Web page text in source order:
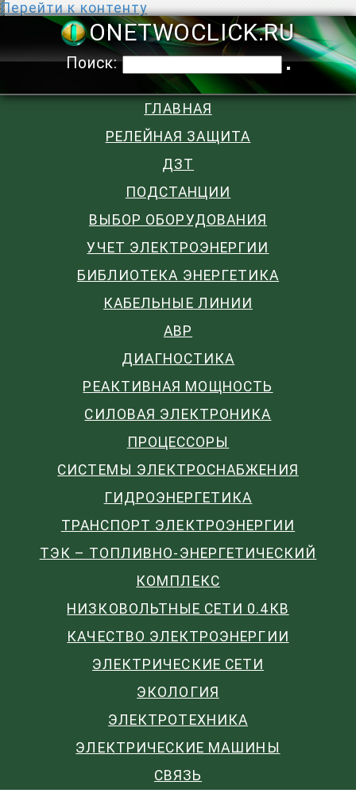
Перейти к контенту
Поиск:
ГЛАВНАЯ
РЕЛЕЙНАЯ ЗАЩИТА
ДЗТ
ПОДСТАНЦИИ
ВЫБОР ОБОРУДОВАНИЯ
УЧЕТ ЭЛЕКТРОЭНЕРГИИ
БИБЛИОТЕКА ЭНЕРГЕТИКА
КАБЕЛЬНЫЕ ЛИНИИ
АВР
ДИАГНОСТИКА
РЕАКТИВНАЯ МОЩНОСТЬ
СИЛОВАЯ ЭЛЕКТРОНИКА
ПРОЦЕССОРЫ
СИСТЕМЫ ЭЛЕКТРОСНАБЖЕНИЯ
ГИДРОЭНЕРГЕТИКА
ТРАНСПОРТ ЭЛЕКТРОЭНЕРГИИ
ТЭК – ТОПЛИВНО-ЭНЕРГЕТИЧЕСКИЙ
КОМПЛЕКС
НИЗКОВОЛЬТНЫЕ СЕТИ 0.4КВ
КАЧЕСТВО ЭЛЕКТРОЭНЕРГИИ
ЭЛЕКТРИЧЕСКИЕ СЕТИ
ЭКОЛОГИЯ
ЭЛЕКТРОТЕХНИКА
ЭЛЕКТРИЧЕСКИЕ МАШИНЫ
СВЯЗЬ